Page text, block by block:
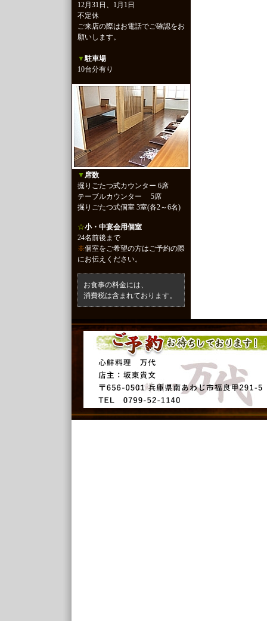
12月31日、1月1日
不定休
ご来店の際はお電話でご確認をお
願いします。
▼駐車場
10台分有り
▼ 席数
掘りごたつ式カウンター 6席
テーブルカウンター 5席
掘りごたつ式個室 3室(各2～6名)
☆小・中宴会用個室
24名前後まで
※個室をご希望の方はご予約の際
にお伝えください。
お食事の料金には、
消費税は含まれております。